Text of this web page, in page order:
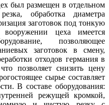
был размещен в отдельном
обработка диаметра
заготовок под тонкую
цеха имеется
позволяющее
заготовок в смену,
отходов германия в
позволяет снизить цену
сырье составляет
В составе оборудования:
режущей кромкой,